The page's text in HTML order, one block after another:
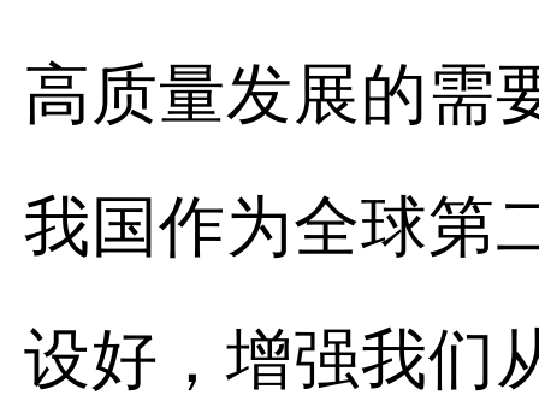
高质量发展的需
我国作为全球第
设好，增强我们